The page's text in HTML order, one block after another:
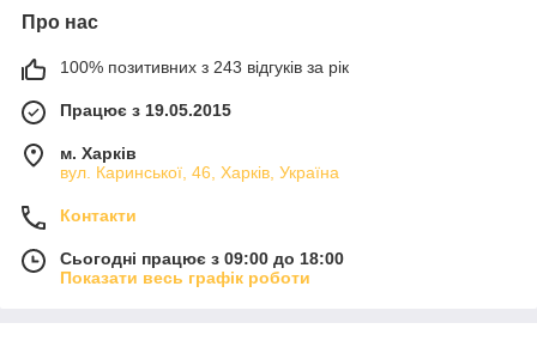
Про нас
100% позитивних з 243 відгуків за рік
Працює з 19.05.2015
м. Харків
вул. Каринської, 46, Харків, Україна
Контакти
Сьогодні працює з 09:00 до 18:00
Показати весь графік роботи